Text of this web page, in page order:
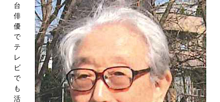
台
俳
優
で
テ
レ
ビ
で
も
活